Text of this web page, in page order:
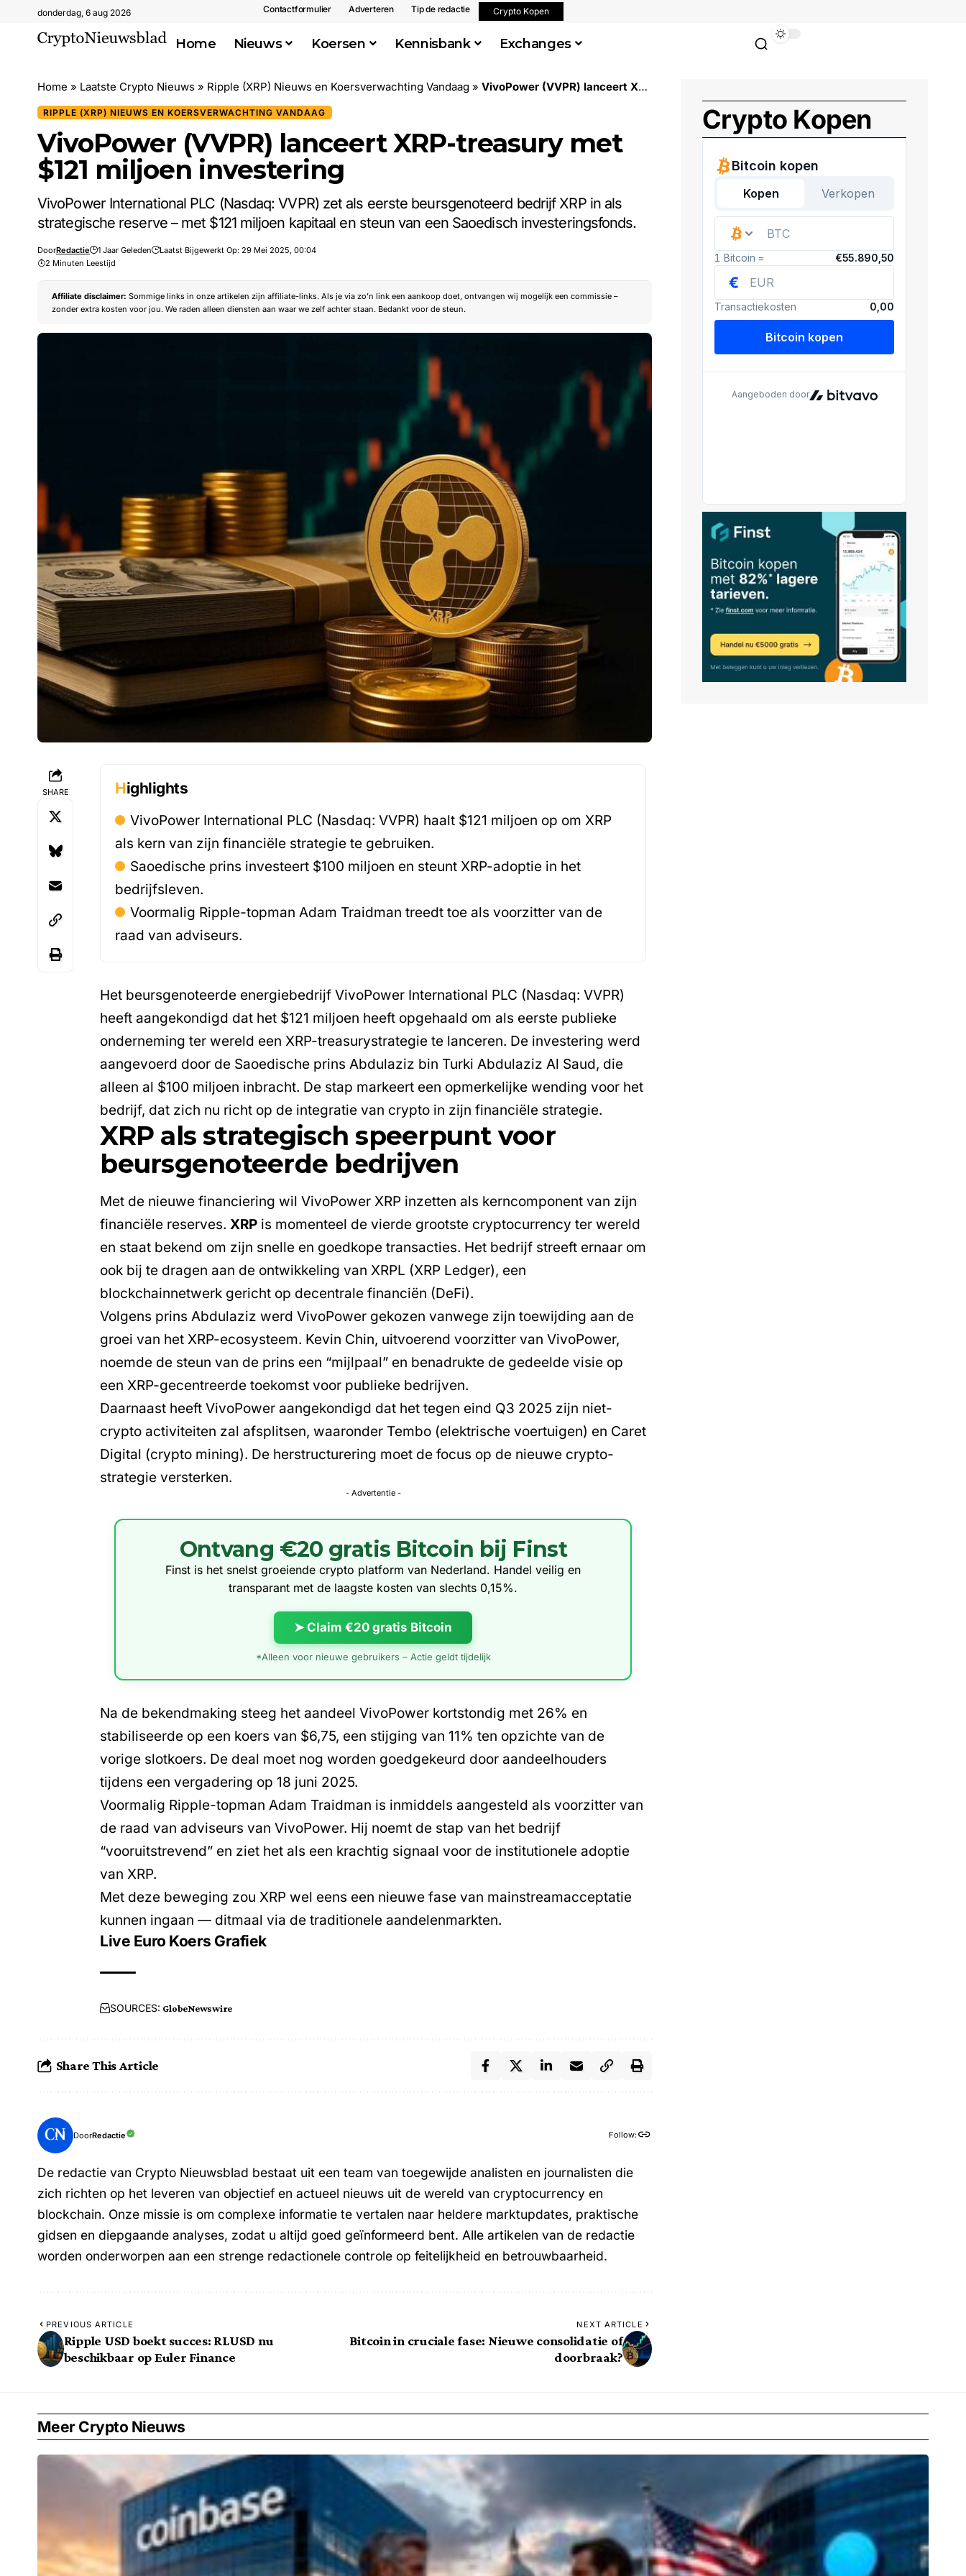
donderdag, 6 aug 2026 Contactformulier Adverteren Tip de redactie Crypto Kopen
Home Nieuws Koersen Kennisbank Exchanges
Home » Laatste Crypto Nieuws » Ripple (XRP) Nieuws en Koersverwachting Vandaag » VivoPower (VVPR) lanceert XRP-treasury met $121 miljoen investering
RIPPLE (XRP) NIEUWS EN KOERSVERWACHTING VANDAAG
VivoPower (VVPR) lanceert XRP-treasury met
$121 miljoen investering
VivoPower International PLC (Nasdaq: VVPR) zet als eerste beursgenoteerd bedrijf XRP in als
strategische reserve – met $121 miljoen kapitaal en steun van een Saoedisch investeringsfonds.
DoorRedactie 1 Jaar Geleden
Laatst Bijgewerkt Op: 29 Mei 2025, 00:04
2 Minuten Leestijd
Affiliate disclaimer: Sommige links in onze artikelen zijn affiliate-links. Als je via zo’n link een aankoop doet, ontvangen wij mogelijk een commissie –
zonder extra kosten voor jou. We raden alleen diensten aan waar we zelf achter staan. Bedankt voor de steun.
SHARE Highlights
VivoPower International PLC (Nasdaq: VVPR) haalt $121 miljoen op om XRP
als kern van zijn financiële strategie te gebruiken.
Saoedische prins investeert $100 miljoen en steunt XRP-adoptie in het
bedrijfsleven.
Voormalig Ripple-topman Adam Traidman treedt toe als voorzitter van de
raad van adviseurs.
Het beursgenoteerde energiebedrijf VivoPower International PLC (Nasdaq: VVPR)
heeft aangekondigd dat het $121 miljoen heeft opgehaald om als eerste publieke
onderneming ter wereld een XRP-treasurystrategie te lanceren. De investering werd
aangevoerd door de Saoedische prins Abdulaziz bin Turki Abdulaziz Al Saud, die
alleen al $100 miljoen inbracht. De stap markeert een opmerkelijke wending voor het
bedrijf, dat zich nu richt op de integratie van crypto in zijn financiële strategie.
XRP als strategisch speerpunt voor
beursgenoteerde bedrijven
Met de nieuwe financiering wil VivoPower XRP inzetten als kerncomponent van zijn
financiële reserves.XRP is momenteel de vierde grootste cryptocurrency ter wereld
en staat bekend om zijn snelle en goedkope transacties. Het bedrijf streeft ernaar om
ook bij te dragen aan de ontwikkeling van XRPL (XRP Ledger), een
blockchainnetwerk gericht op decentrale financiën (DeFi).
Volgens prins Abdulaziz werd VivoPower gekozen vanwege zijn toewijding aan de
groei van het XRP-ecosysteem. Kevin Chin, uitvoerend voorzitter van VivoPower,
noemde de steun van de prins een “mijlpaal” en benadrukte de gedeelde visie op
een XRP-gecentreerde toekomst voor publieke bedrijven.
Daarnaast heeft VivoPower aangekondigd dat het tegen eind Q3 2025 zijn niet-
crypto activiteiten zal afsplitsen, waaronder Tembo (elektrische voertuigen) en Caret
Digital (crypto mining). De herstructurering moet de focus op de nieuwe crypto-
strategie versterken.
- Advertentie -
Ontvang €20 gratis Bitcoin bij Finst
Finst is het snelst groeiende crypto platform van Nederland. Handel veilig en
transparant met de laagste kosten van slechts 0,15%.
➤ Claim €20 gratis Bitcoin
*Alleen voor nieuwe gebruikers – Actie geldt tijdelijk
Na de bekendmaking steeg het aandeel VivoPower kortstondig met 26% en
stabiliseerde op een koers van $6,75, een stijging van 11% ten opzichte van de
vorige slotkoers. De deal moet nog worden goedgekeurd door aandeelhouders
tijdens een vergadering op 18 juni 2025.
Voormalig Ripple-topman Adam Traidman is inmiddels aangesteld als voorzitter van
de raad van adviseurs van VivoPower. Hij noemt de stap van het bedrijf
“vooruitstrevend” en ziet het als een krachtig signaal voor de institutionele adoptie
van XRP.
Met deze beweging zou XRP wel eens een nieuwe fase van mainstreamacceptatie
kunnen ingaan — ditmaal via de traditionele aandelenmarkten.
Live Euro Koers Grafiek
SOURCES: GlobeNewswire
Share This Article
DoorRedactie Follow:
De redactie van Crypto Nieuwsblad bestaat uit een team van toegewijde analisten en journalisten die
zich richten op het leveren van objectief en actueel nieuws uit de wereld van cryptocurrency en
blockchain. Onze missie is om complexe informatie te vertalen naar heldere marktupdates, praktische
gidsen en diepgaande analyses, zodat u altijd goed geïnformeerd bent. Alle artikelen van de redactie
worden onderworpen aan een strenge redactionele controle op feitelijkheid en betrouwbaarheid.
PREVIOUS ARTICLE
Ripple USD boekt succes: RLUSD nu
beschikbaar op Euler Finance
NEXT ARTICLE
Bitcoin in cruciale fase: Nieuwe consolidatie of
doorbraak?
Crypto Kopen
Meer Crypto Nieuws